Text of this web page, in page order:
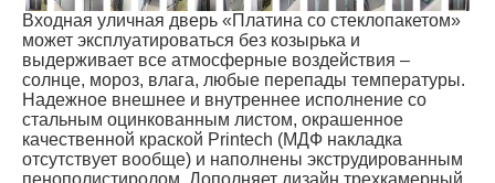
Входная уличная дверь «Платина со стеклопакетом»
может эксплуатироваться без козырька и
выдерживает все атмосферные воздействия –
солнце, мороз, влага, любые перепады температуры.
Надежное внешнее и внутреннее исполнение со
стальным оцинкованным листом, окрашенное
качественной краской Printech (МДФ накладка
отсутствует вообще) и наполнены экструдированным
пенополистиролом. Дополняет дизайн трехкамерный